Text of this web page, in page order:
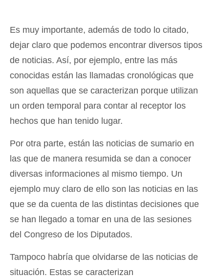
Es muy importante, además de todo lo citado,
dejar claro que podemos encontrar diversos tipos
de noticias. Así, por ejemplo, entre las más
conocidas están las llamadas cronológicas que
son aquellas que se caracterizan porque utilizan
un orden temporal para contar al receptor los
hechos que han tenido lugar.
Por otra parte, están las noticias de sumario en
las que de manera resumida se dan a conocer
diversas informaciones al mismo tiempo. Un
ejemplo muy claro de ello son las noticias en las
que se da cuenta de las distintas decisiones que
se han llegado a tomar en una de las sesiones
del Congreso de los Diputados.
Tampoco habría que olvidarse de las noticias de
situación. Estas se caracterizan